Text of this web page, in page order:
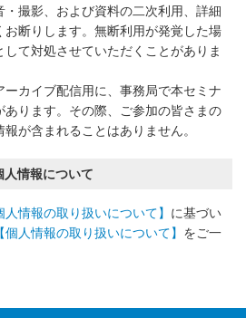
・撮影、および資料の二次利用、詳細
お断りします。無断利用が発覚した場
て対処させていただくことがありま
ーカイブ配信用に、事務局で本セミナ
あります。その際、ご参加の皆さまの
が含まれることはありません。
人情報について
人情報の取り扱いについて】 に基づい
【個人情報の取り扱いについて】 をご一